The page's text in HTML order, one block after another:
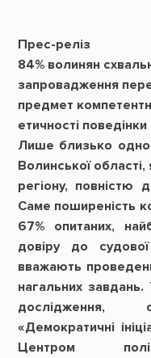
Прес-реліз
84% волинян
запровадження
предмет
етичності поведінки
Лише близько
Волинської
регіону, повністю
Саме поширеність
67% опитаних,
довіру до
вважають
нагальних
дослідження,
«Демократичні
Центром